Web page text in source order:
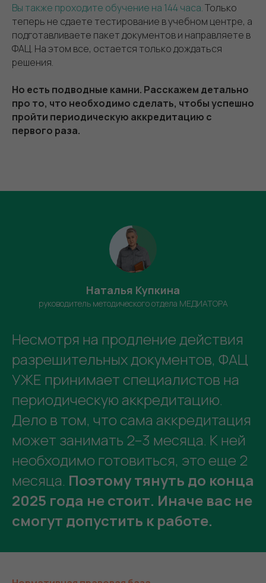
Вы также проходите обучение на 144 часа.Только
теперь не сдаете тестирование в учебном центре, а
подготавливаете пакет документов и направляете в
ФАЦ. На этом все, остается только дождаться
решения.
Но есть подводные камни. Расскажем детально
про то, что необходимо сделать, чтобы успешно
пройти периодическую аккредитацию с
первого раза.
Наталья Купкина
руководитель методического отдела МЕДИАТОРА
Несмотря на продление действия
разрешительных документов, ФАЦ
УЖЕ принимает специалистов на
периодическую аккредитацию.
Дело в том, что сама аккредитация
может занимать 2–3 месяца. К ней
необходимо готовиться, это еще 2
месяца. Поэтому тянуть до конца
2025 года не стоит. Иначе вас не
смогут допустить к работе.